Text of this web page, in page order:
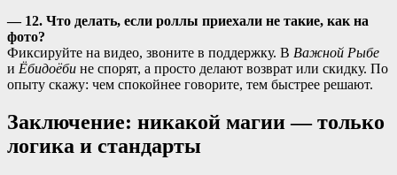
— 12. Что делать, если роллы приехали не такие, как на
фото?
Фиксируйте на видео, звоните в поддержку. В Важной Рыбе
и Ёбидоёби не спорят, а просто делают возврат или скидку. По
опыту скажу: чем спокойнее говорите, тем быстрее решают.
Заключение: никакой магии — только
логика и стандарты